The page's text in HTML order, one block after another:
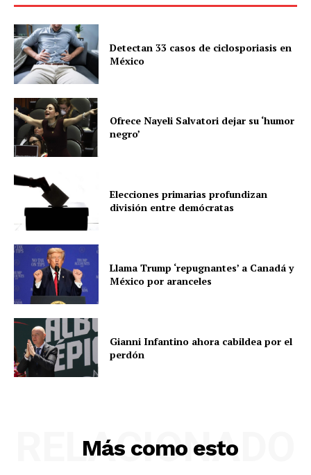
Detectan 33 casos de ciclosporiasis en
México
Ofrece Nayeli Salvatori dejar su ‘humor
negro’
Elecciones primarias profundizan
división entre demócratas
Llama Trump ‘repugnantes’ a Canadá y
México por aranceles
Gianni Infantino ahora cabildea por el
perdón
Más como esto
RELACIONADO